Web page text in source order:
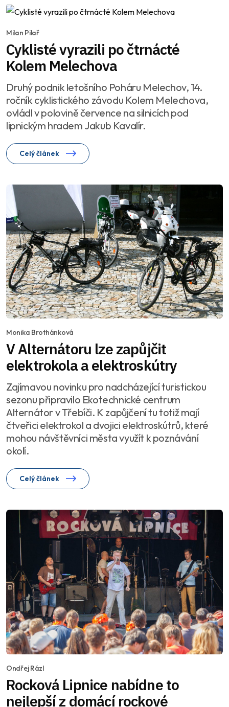
Milan Pilař
Cyklisté vyrazili po čtrnácté
Kolem Melechova
Druhý podnik letošního Poháru Melechov, 14.
ročník cyklistického závodu Kolem Melechova,
ovládl v polovině července na silnicích pod
lipnickým hradem Jakub Kavalír.
Celý článek
Monika Brothánková
V Alternátoru lze zapůjčit
elektrokola a elektroskútry
Zajímavou novinku pro nadcházející turistickou
sezonu připravilo Ekotechnické centrum
Alternátor v Třebíči. K zapůjčení tu totiž mají
čtveřici elektrokol a dvojici elektroskútrů, které
mohou návštěvníci města využít k poznávání
okolí.
Celý článek
Ondřej Rázl
Rocková Lipnice nabídne to
nejlepší z domácí rockové